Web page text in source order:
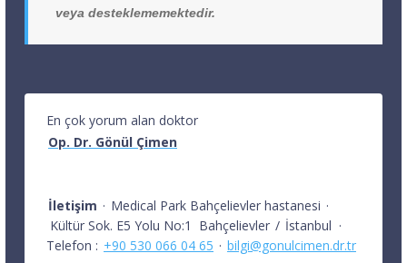
veya desteklememektedir.
En çok yorum alan doktor
Op. Dr. Gönül Çimen
İletişim · Medical Park Bahçelievler hastanesi ·
Kültür Sok. E5 Yolu No:1
Bahçelievler / İstanbul ·
Telefon : +90 530 066 04 65 · bilgi@gonulcimen.dr.tr